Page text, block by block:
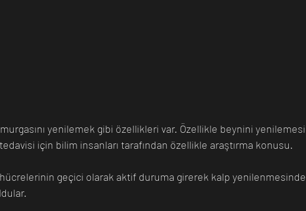
yenilemek gibi özellikleri var. Özellikle beynini yenilemesi
için bilim insanları tarafından özellikle araştırma konusu.
hücrelerinin geçici olarak aktif duruma girerek kalp yenilenmesinde